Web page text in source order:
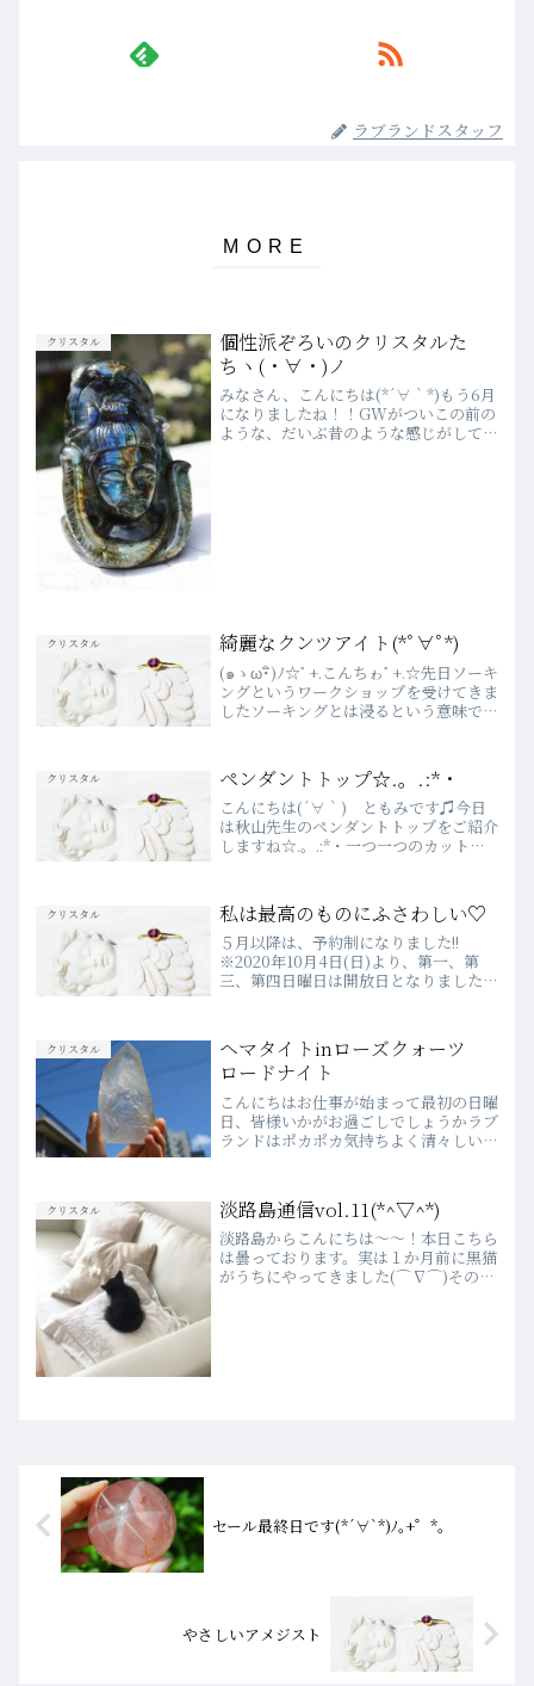
ラブランドスタッフ
クリスタル
個性派ぞろいのクリスタルた
ちヽ(・∀・)ノ
みなさん、こんにちは(*´∀｀*)もう6月
になりましたね！！GWがついこの前の
ような、だいぶ昔のような感じがしてい
クリスタル 綺麗なクンツアイト(*ﾟ∀ﾟ*)
(๑ゝω･ิ)ﾉ☆ﾟ+.こんちゎﾟ+.☆先日ソーキ
ングというワークショップを受けてきま
したソーキングとは浸るという意味です
れは霧吹きで、霧をかけてあげますそし
て１週間に...
クリスタル ペンダントトップ☆.。.:*・
こんにちは(´∀｀) ともみです♫今日
は秋山先生のペンダントトップをご紹介
しますね☆.。.:*・一つ一つのカットが
しく自然光がカットに当る角度によって
表情も様々ですよ～...
クリスタル 私は最高のものにふさわしい♡
５月以降は、予約制になりました!!
※2020年10月4日(日)より、第一、第
三、第四日曜日は開放日となりました。
ください♪💗2020年４月より
WEBSHOPがOPEN...
クリスタル
ヘマタイトinローズクォーツ
ロードナイト
こんにちはお仕事が始まって最初の日曜
日、皆様いかがお過ごしでしょうかラブ
ランドはポカポカ気持ちよく清々しい石
申し上げます。この不思議な色合いの石
はヘマタイトinローズク...
クリスタル 淡路島通信vol.11(*^▽^*)
淡路島からこんにちは～～！本日こちら
は曇っております。実は１か月前に黒猫
がうちにやってきました(⌒∇⌒)その名
セール最終日です(*´∀`*)ﾉ｡+゜*｡
やさしいアメジスト